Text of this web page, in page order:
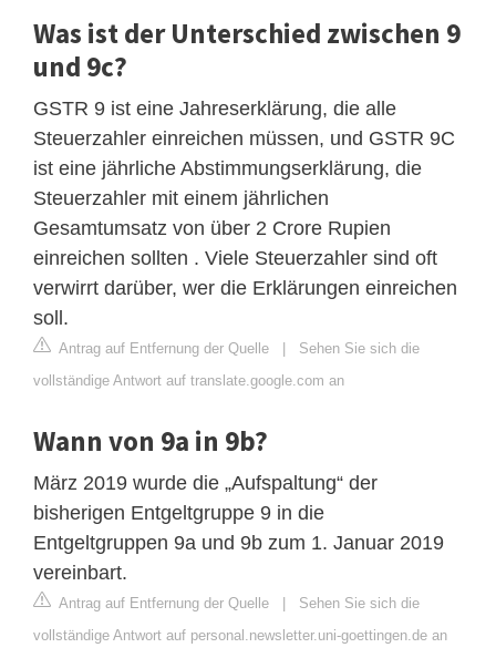
Was ist der Unterschied zwischen 9
und 9c?
GSTR 9 ist eine Jahreserklärung, die alle
Steuerzahler einreichen müssen, und GSTR 9C
ist eine jährliche Abstimmungserklärung, die
Steuerzahler mit einem jährlichen
Gesamtumsatz von über 2 Crore Rupien
einreichen sollten . Viele Steuerzahler sind oft
verwirrt darüber, wer die Erklärungen einreichen
soll.
Antrag auf Entfernung der Quelle | Sehen Sie sich die
vollständige Antwort auf translate.google.com an
Wann von 9a in 9b?
März 2019 wurde die „Aufspaltung“ der
bisherigen Entgeltgruppe 9 in die
Entgeltgruppen 9a und 9b zum 1. Januar 2019
vereinbart.
Antrag auf Entfernung der Quelle | Sehen Sie sich die
vollständige Antwort auf personal.newsletter.uni-goettingen.de an